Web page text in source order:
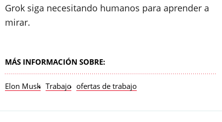
Grok siga necesitando humanos para aprender a
mirar.
MÁS INFORMACIÓN SOBRE:
Elon Musk Trabajo ofertas de trabajo